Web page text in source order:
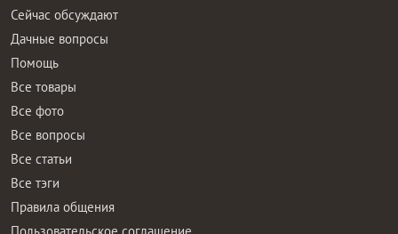
Сейчас обсуждают
Дачные вопросы
Помощь
Все товары
Все фото
Все вопросы
Все статьи
Все тэги
Правила общения
Пользовательское соглашение